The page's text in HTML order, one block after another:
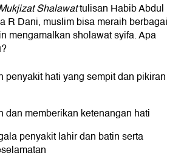
Shalawattulisan Habib Abdul
R Dani, muslim bisa meraih berbagai
mengamalkan sholawat syifa. Apa
penyakit hati yang sempit dan pikiran
dan memberikan ketenangan hati
penyakit lahir dan batin serta